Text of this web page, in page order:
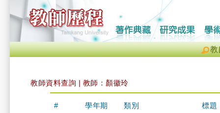
教
教師資料查詢 | 教師：顏徽玲
# 學年期 類別 標題